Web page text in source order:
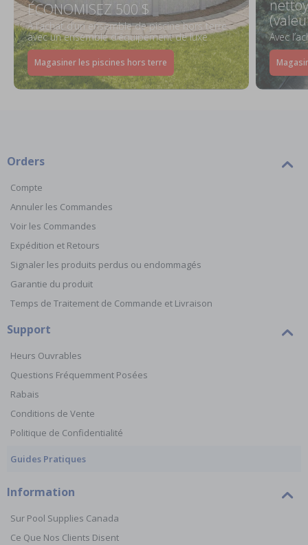
ÉCONOMISEZ 500 $
À l’achat d’un ensemble de piscine hors terre
avec un ensemble d’équipement de luxe
Magasiner les piscines hors terre
Avec
Orders
Compte
Annuler les Commandes
Voir les Commandes
Expédition et Retours
Signaler les produits perdus ou endommagés
Garantie du produit
Temps de Traitement de Commande et Livraison
Support
Heurs Ouvrables
Questions Fréquemment Posées
Rabais
Conditions de Vente
Politique de Confidentialité
Guides Pratiques
Information
Sur Pool Supplies Canada
Ce Que Nos Clients Disent